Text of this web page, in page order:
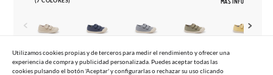
22 34
Utilizamos cookies propias y de terceros para medir el rendimiento y ofrecer una
experiencia de compra y publicidad personalizada. Puedes aceptar todas las
cookies pulsando el botón 'Aceptar' y configurarlas o rechazar su uso clicando